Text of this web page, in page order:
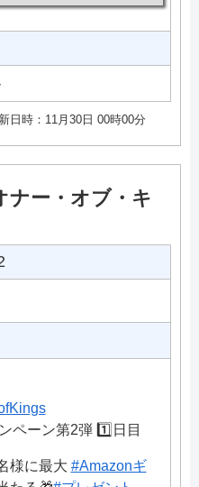
日時：11月30日 00時00分
ー・オブ・キ
ペーン第2弾 1️⃣日目
様に最大 #Amazonギ